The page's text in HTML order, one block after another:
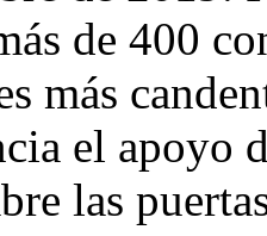
de 400
más
el apoyo
las